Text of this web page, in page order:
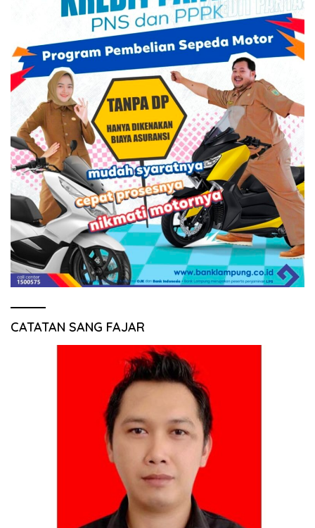
CATATAN SANG FAJAR